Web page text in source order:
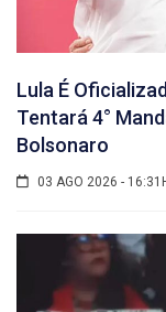
Lula É
Tentará 4°
Bolsonaro
03 AGO 2026 -